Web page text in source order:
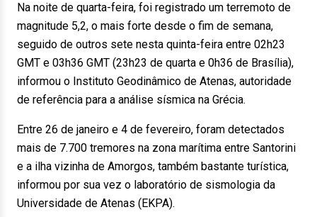
Na noite de quarta-feira, foi registrado um terremoto de
magnitude 5,2, o mais forte desde o fim de semana,
seguido de outros sete nesta quinta-feira entre 02h23
GMT e 03h36 GMT (23h23 de quarta e 0h36 de Brasília),
informou o Instituto Geodinâmico de Atenas, autoridade
de referência para a análise sísmica na Grécia.
Entre 26 de janeiro e 4 de fevereiro, foram detectados
mais de 7.700 tremores na zona marítima entre Santorini
e a ilha vizinha de Amorgos, também bastante turística,
informou por sua vez o laboratório de sismologia da
Universidade de Atenas (EKPA).